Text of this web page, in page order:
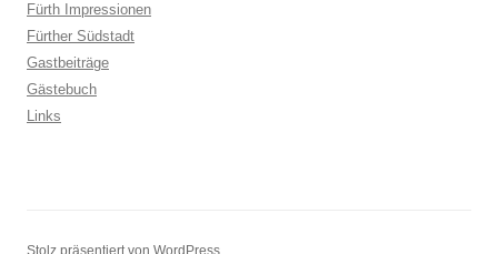
Fürth Impressionen
Fürther Südstadt
Gastbeiträge
Gästebuch
Links